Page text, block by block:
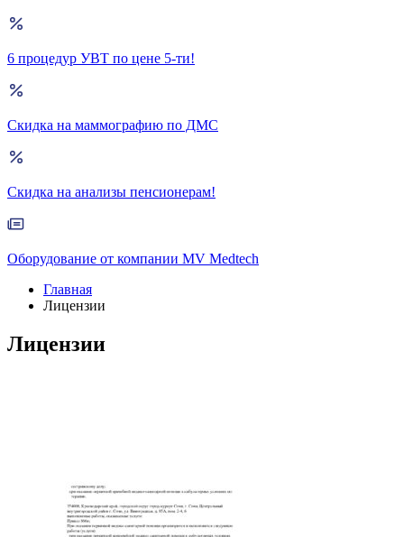
6 процедур УВТ по цене 5-ти!
Скидка на маммографию по ДМС
Скидка на анализы пенсионерам!
Оборудование от компании MV Medtech
Главная
Лицензии
Лицензии